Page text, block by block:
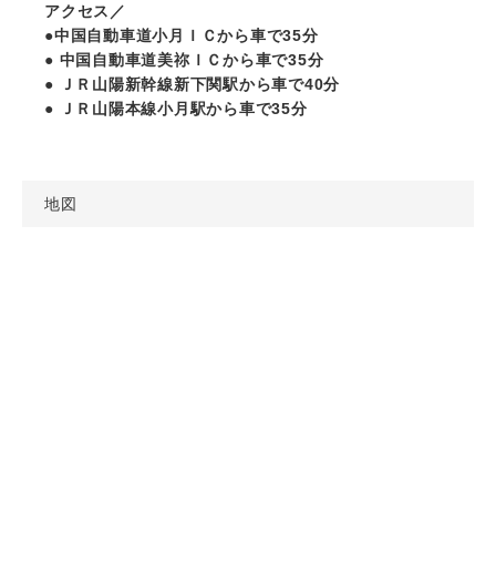
アクセス／
●中国自動車道小月ＩＣから車で35分
● 中国自動車道美祢ＩＣから車で35分
● ＪＲ山陽新幹線新下関駅から車で40分
● ＪＲ山陽本線小月駅から車で35分
地図